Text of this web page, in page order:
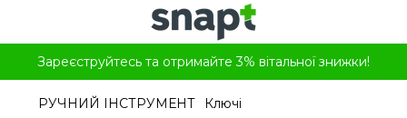
Зареєструйтесь та отримайте 3% вітальної знижки!
РУЧНИЙ ІНСТРУМЕНТ Ключі